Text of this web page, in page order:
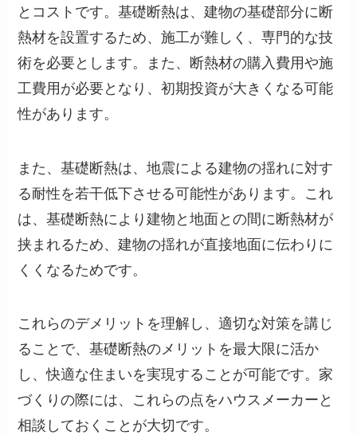
とコストです。基礎断熱は、建物の基礎部分に断
熱材を設置するため、施工が難しく、専門的な技
術を必要とします。また、断熱材の購入費用や施
工費用が必要となり、初期投資が大きくなる可能
性があります。
また、基礎断熱は、地震による建物の揺れに対す
る耐性を若干低下させる可能性があります。これ
は、基礎断熱により建物と地面との間に断熱材が
挟まれるため、建物の揺れが直接地面に伝わりに
くくなるためです。
これらのデメリットを理解し、適切な対策を講じ
ることで、基礎断熱のメリットを最大限に活か
し、快適な住まいを実現することが可能です。家
づくりの際には、これらの点をハウスメーカーと
相談しておくことが大切です。